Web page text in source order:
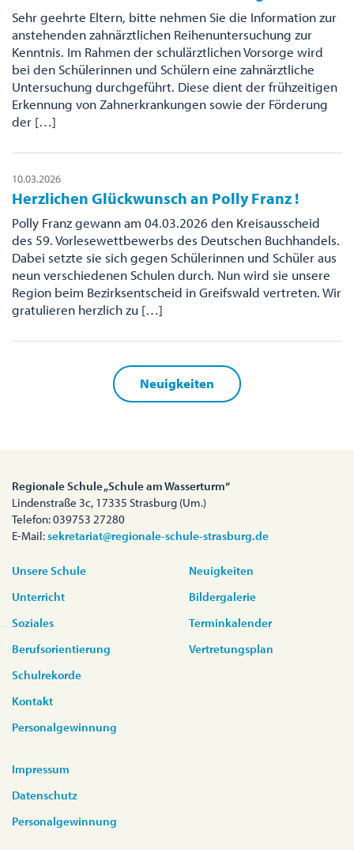
Sehr geehrte Eltern, bitte nehmen Sie die Information zur
anstehenden zahnärztlichen Reihenuntersuchung zur
Kenntnis. Im Rahmen der schulärztlichen Vorsorge wird
bei den Schülerinnen und Schülern eine zahnärztliche
Untersuchung durchgeführt. Diese dient der frühzeitigen
Erkennung von Zahnerkrankungen sowie der Förderung
der […]
10.03.2026
Herzlichen Glückwunsch an Polly Franz !
Polly Franz gewann am 04.03.2026 den Kreisausscheid
des 59. Vorlesewettbewerbs des Deutschen Buchhandels.
Dabei setzte sie sich gegen Schülerinnen und Schüler aus
neun verschiedenen Schulen durch. Nun wird sie unsere
Region beim Bezirksentscheid in Greifswald vertreten. Wir
gratulieren herzlich zu […]
Neuigkeiten
Unsere Schule
Unterricht
Soziales
Berufsorientierung
Schulrekorde
Kontakt
Personalgewinnung
Neuigkeiten
Bildergalerie
Terminkalender
Vertretungsplan
Impressum
Datenschutz
Personalgewinnung
Regionale Schule „Schule am Wasserturm“
Lindenstraße 3c, 17335 Strasburg (Um.)
Telefon: 039753 27280
E-Mail:sekretariat@regionale-schule-strasburg.de